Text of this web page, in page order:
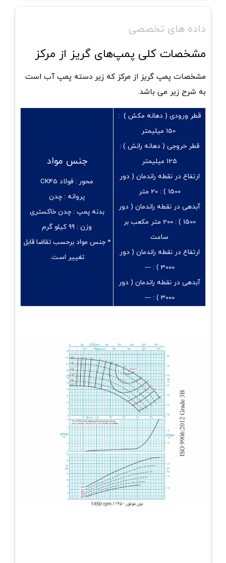
داده های تخصصی
مشخصات کلی پمپ‌های گریز از مرکز
مشخصات پمپ گریز از مرکز که زیر دسته پمپ آب است
به شرح زیر می باشد.
قطر ورودی ( دهانه مکش ) :
150 میلیمتر
قطر خروجی ( دهانه رانش ) :
125 میلیمتر
ارتفاع در نقطه راندمان ( دور
1500 ) :
20 متر
آبدهی در نقطه راندمان ( دور
1500 ) :
200 متر مکعب بر
ساعت
ارتفاع در نقطه راندمان ( دور
3000 ) :
---
آبدهی در نقطه راندمان ( دور
3000 ) :
---
جنس مواد
محور : فولاد CK45
پروانه : چدن
بدنه پمپ :چدن خاکستری
وزن : 99 کیلو گرم
* جنس مواد برحسب تقاضا قابل
تغییر است.